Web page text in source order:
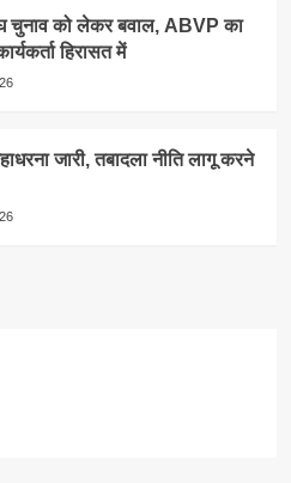
चुनाव को लेकर बवाल, ABVP का
हिरासत में
जारी, तबादला नीति लागू करने